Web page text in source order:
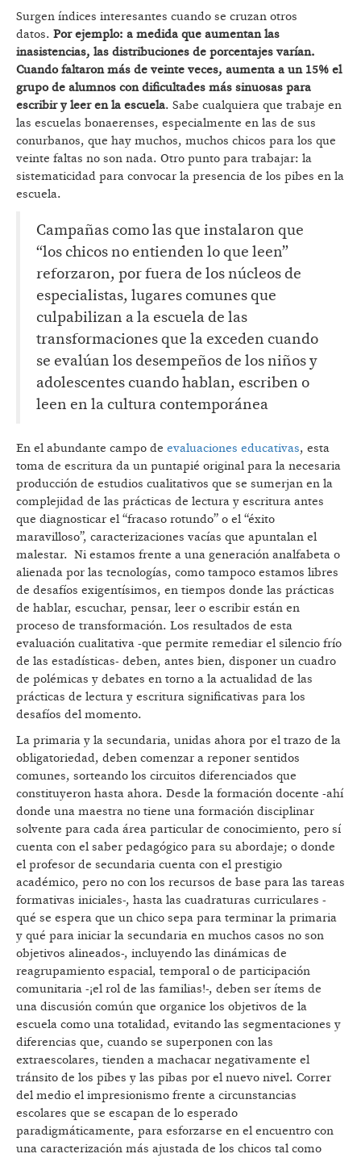
Surgen índices interesantes cuando se cruzan otros
datos. Por ejemplo: a medida que aumentan las
inasistencias, las distribuciones de porcentajes varían.
Cuando faltaron más de veinte veces, aumenta a un 15% el
grupo de alumnos con dificultades más sinuosas para
escribir y leer en la escuela. Sabe cualquiera que trabaje en
las escuelas bonaerenses, especialmente en las de sus
conurbanos, que hay muchos, muchos chicos para los que
veinte faltas no son nada. Otro punto para trabajar: la
sistematicidad para convocar la presencia de los pibes en la
escuela.
Campañas como las que instalaron que
“los chicos no entienden lo que leen”
reforzaron, por fuera de los núcleos de
especialistas, lugares comunes que
culpabilizan a la escuela de las
transformaciones que la exceden cuando
se evalúan los desempeños de los niños y
adolescentes cuando hablan, escriben o
leen en la cultura contemporánea
En el abundante campo de evaluaciones educativas, esta
toma de escritura da un puntapié original para la necesaria
producción de estudios cualitativos que se sumerjan en la
complejidad de las prácticas de lectura y escritura antes
que diagnosticar el “fracaso rotundo” o el “éxito
maravilloso”, caracterizaciones vacías que apuntalan el
malestar. Ni estamos frente a una generación analfabeta o
alienada por las tecnologías, como tampoco estamos libres
de desafíos exigentísimos, en tiempos donde las prácticas
de hablar, escuchar, pensar, leer o escribir están en
proceso de transformación. Los resultados de esta
evaluación cualitativa -que permite remediar el silencio frío
de las estadísticas- deben, antes bien, disponer un cuadro
de polémicas y debates en torno a la actualidad de las
prácticas de lectura y escritura significativas para los
desafíos del momento.
La primaria y la secundaria, unidas ahora por el trazo de la
obligatoriedad, deben comenzar a reponer sentidos
comunes, sorteando los circuitos diferenciados que
constituyeron hasta ahora. Desde la formación docente -ahí
donde una maestra no tiene una formación disciplinar
solvente para cada área particular de conocimiento, pero sí
cuenta con el saber pedagógico para su abordaje; o donde
el profesor de secundaria cuenta con el prestigio
académico, pero no con los recursos de base para las tareas
formativas iniciales-, hasta las cuadraturas curriculares -
qué se espera que un chico sepa para terminar la primaria
y qué para iniciar la secundaria en muchos casos no son
objetivos alineados-, incluyendo las dinámicas de
reagrupamiento espacial, temporal o de participación
comunitaria -¡el rol de las familias!-, deben ser ítems de
una discusión común que organice los objetivos de la
escuela como una totalidad, evitando las segmentaciones y
diferencias que, cuando se superponen con las
extraescolares, tienden a machacar negativamente el
tránsito de los pibes y las pibas por el nuevo nivel. Correr
del medio el impresionismo frente a circunstancias
escolares que se escapan de lo esperado
paradigmáticamente, para esforzarse en el encuentro con
una caracterización más ajustada de los chicos tal como